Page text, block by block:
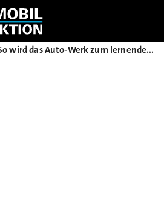
So wird das Auto-Werk zum lernenden System